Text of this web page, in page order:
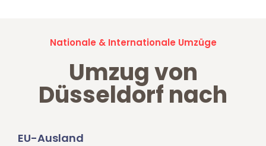
Nationale & Internationale Umzüge
Umzug von
Düsseldorf nach
EU-Ausland